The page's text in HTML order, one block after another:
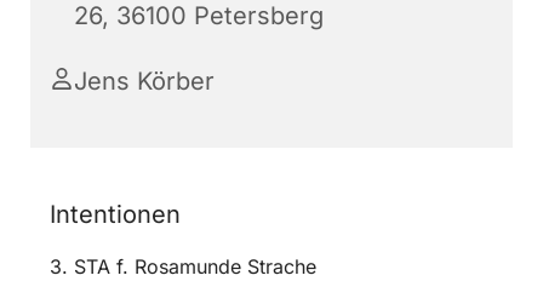
26, 36100 Petersberg
Jens Körber
Intentionen
3. STA f. Rosamunde Strache